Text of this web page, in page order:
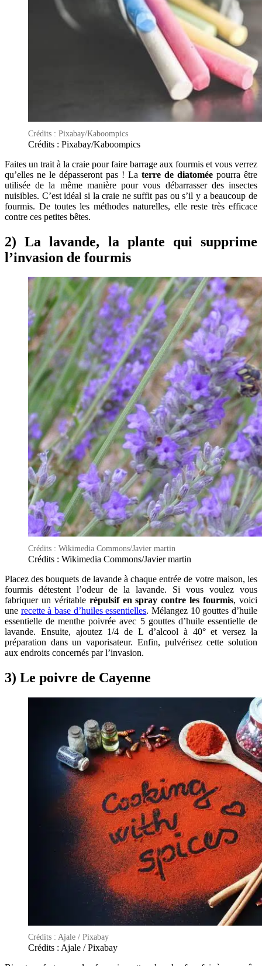
Crédits : Pixabay/Kaboompics
Crédits : Pixabay/Kaboompics
Faites un trait à la craie pour faire barrage aux fourmis et vous verrez
qu’elles ne le dépasseront pas ! La terre de diatomée pourra être
utilisée de la même manière pour vous débarrasser des insectes
nuisibles. C’est idéal si la craie ne suffit pas ou s’il y a beaucoup de
fourmis. De toutes les méthodes naturelles, elle reste très efficace
contre ces petites bêtes.
2) La lavande, la plante qui supprime
l’invasion de fourmis
Crédits : Wikimedia Commons/Javier martin
Crédits : Wikimedia Commons/Javier martin
Placez des bouquets de lavande à chaque entrée de votre maison, les
fourmis détestent l’odeur de la lavande. Si vous voulez vous
fabriquer un véritable répulsif en spray contre les fourmis, voici
une recette à base d’huiles essentielles. Mélangez 10 gouttes d’huile
essentielle de menthe poivrée avec 5 gouttes d’huile essentielle de
lavande. Ensuite, ajoutez 1/4 de L d’alcool à 40° et versez la
préparation dans un vaporisateur. Enfin, pulvérisez cette solution
aux endroits concernés par l’invasion.
3) Le poivre de Cayenne
Crédits : Ajale / Pixabay
Crédits : Ajale / Pixabay